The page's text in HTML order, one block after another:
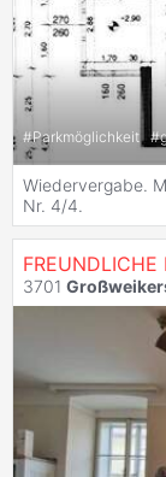
#Parkmöglichkeit #
Wiedervergabe.
Nr. 4/4.
3701